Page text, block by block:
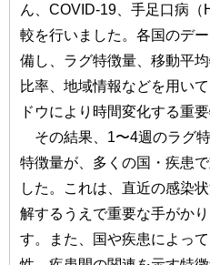
ん、COVID-19、手足口病
較を行いました。各国のデ
備し、ラグ特徴量、移動平
比率、地域情報などを用い
ドウにより時間変化する重
その結果、1〜4週のラグ
特徴量が、多くの国・疾患
した。これは、直近の感染
解するうえで重要な手がか
す。また、国や疾患によっ